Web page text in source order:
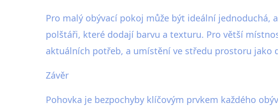
Pro malý obývací pokoj může být ideální
polštáři, které dodají barvu a texturu. Pro větší
aktuálních potřeb, a umístění ve středu prostoru jako
Závěr
Pohovka je bezpochyby klíčovým prvkem každého